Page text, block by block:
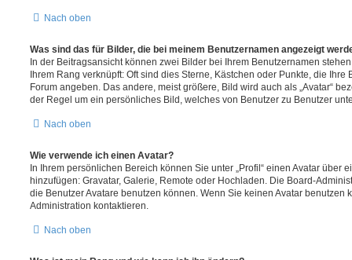
Nach oben
Was sind das für Bilder, die bei meinem Benutzernamen angezeigt
In der Beitragsansicht können zwei Bilder bei Ihrem Benutzernamen
Ihrem Rang verknüpft: Oft sind dies Sterne, Kästchen oder Punkte, die Ihre
Forum angeben. Das andere, meist größere, Bild wird auch als „Avatar“
der Regel um ein persönliches Bild, welches von Benutzer zu Benutzer
Nach oben
Wie verwende ich einen Avatar?
In Ihrem persönlichen Bereich können Sie unter „Profil“ einen Avatar über
hinzufügen: Gravatar, Galerie, Remote oder Hochladen. Die Board-
die Benutzer Avatare benutzen können. Wenn Sie keinen Avatar benutzen
Administration kontaktieren.
Nach oben